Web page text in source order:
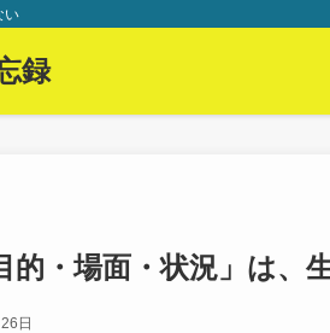
い
録
的・場面・状況」は、
日